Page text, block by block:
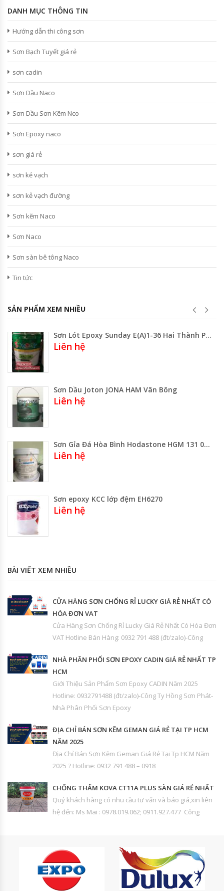
DANH MỤC THÔNG TIN
Hướng dẫn thi công sơn
Sơn Bạch Tuyết giá rẻ
sơn cadin
Sơn Dầu Naco
Sơn Dầu Sơn Kẽm Nco
Sơn Epoxy naco
sơn giá rẻ
sơn kẻ vạch
sơn kẻ vạch đường
Sơn kẽm Naco
Sơn Naco
Sơn sàn bê tông Naco
Tin tức
SẢN PHẨM XEM NHIỀU
Sơn Lót Epoxy Sunday E(A)1-36 Hai Thành Phần
Liên hệ
Sơn Dầu Joton JONA HAM Vân Bông
Liên hệ
Sơn Gỉa Đá Hòa Bình Hodastone HGM 131 022
Liên hệ
Sơn epoxy KCC lớp đệm EH6270
Liên hệ
BÀI VIẾT XEM NHIỀU
CỬA HÀNG SƠN CHỐNG RỈ LUCKY GIÁ RẺ NHẤT CÓ
HÓA ĐƠN VAT
Cửa Hàng Sơn Chống Rỉ Lucky Giá Rẻ Nhất Có Hóa Đơn
VAT Hotline Bán Hàng: 0932 791 488 (đt/zalo)-Công
NHÀ PHÂN PHỐI SƠN EPOXY CADIN GIÁ RẺ NHẤT TP
HCM
Giới Thiệu Sản Phẩm Sơn Epoxy CADIN Năm 2025
Hotline: 0932791488 (đt/zalo)-Công Ty Hồng Sơn Phát-
Nhà Phân Phối Sơn Epoxy
ĐỊA CHỈ BÁN SƠN KẼM GEMAN GIÁ RẺ TẠI TP HCM
NĂM 2025
Địa Chỉ Bán Sơn Kẽm Geman Giá Rẻ Tại Tp HCM Năm
2025 ? Hotline: 0932 791 488 – 0918
CHỐNG THẤM KOVA CT11A PLUS SÀN GIÁ RẺ NHẤT
Quý khách hàng có nhu cầu tư vấn và báo giá,xin liên
hệ đến: Ms Mai : 0978.019.062; 0911.927.477 Công